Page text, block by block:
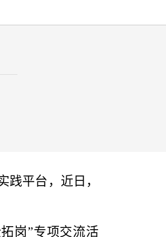
平台，近日，
岗”专项交流活